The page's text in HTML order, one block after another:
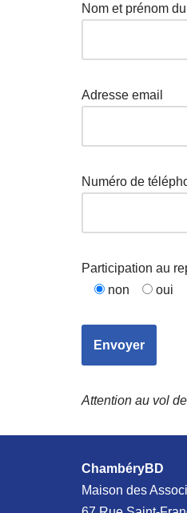
Nom et prénom
Adresse email
Numéro de
Participation au
non
oui
Attention au vol
ChambéryBD
Maison des